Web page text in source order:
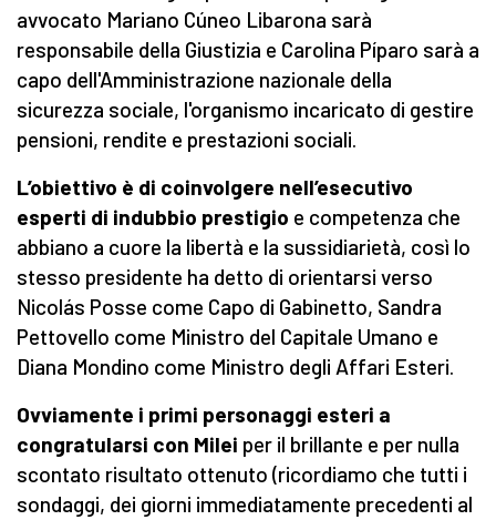
avvocato Mariano Cúneo Libarona sarà
responsabile della Giustizia e Carolina Píparo sarà a
capo dell'Amministrazione nazionale della
sicurezza sociale, l'organismo incaricato di gestire
pensioni, rendite e prestazioni sociali.
L’obiettivo è di coinvolgere nell’esecutivo
esperti di indubbio prestigio e competenza che
abbiano a cuore la libertà e la sussidiarietà, così lo
stesso presidente ha detto di orientarsi verso
Nicolás Posse come Capo di Gabinetto, Sandra
Pettovello come Ministro del Capitale Umano e
Diana Mondino come Ministro degli Affari Esteri.
Ovviamente i primi personaggi esteri a
congratularsi con Milei per il brillante e per nulla
scontato risultato ottenuto (ricordiamo che tutti i
sondaggi, dei giorni immediatamente precedenti al